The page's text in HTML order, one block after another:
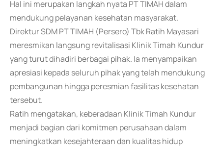
Hal ini merupakan langkah nyata PT TIMAH dalam
mendukung pelayanan kesehatan masyarakat.
Direktur SDM PT TIMAH (Persero) Tbk Ratih Mayasari
meresmikan langsung revitalisasi Klinik Timah Kundur
yang turut dihadiri berbagai pihak. Ia menyampaikan
apresiasi kepada seluruh pihak yang telah mendukung
pembangunan hingga peresmian fasilitas kesehatan
tersebut.
Ratih mengatakan, keberadaan Klinik Timah Kundur
menjadi bagian dari komitmen perusahaan dalam
meningkatkan kesejahteraan dan kualitas hidup